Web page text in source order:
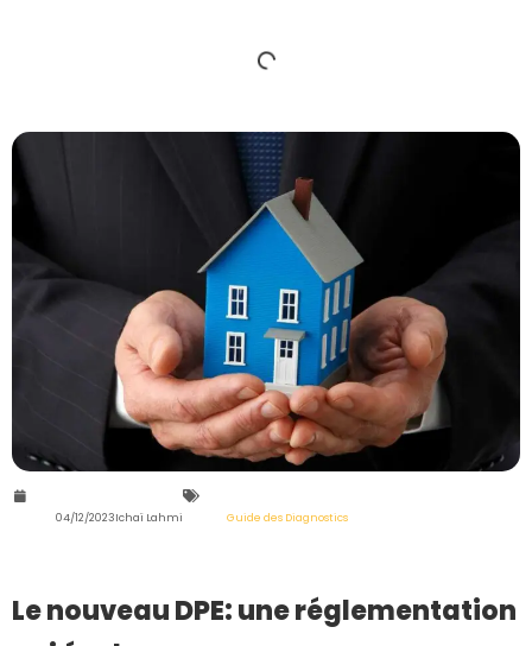
04/12/2023Ichaï Lahmi Guide des Diagnostics
Le nouveau DPE: une réglementation